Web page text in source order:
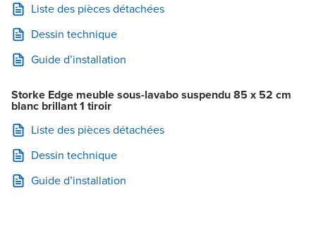
Liste des pièces détachées
Dessin technique
Guide d’installation
Storke Edge meuble sous-lavabo suspendu 85 x 52 cm
blanc brillant 1 tiroir
Liste des pièces détachées
Dessin technique
Guide d’installation